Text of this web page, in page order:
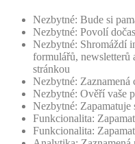
Nezbytné: Bude si
Nezbytné: Povolí
Nezbytné: Shromáždí
formulářů,
stránkou
Nezbytné:
Nezbytné: Ověří vaše
Nezbytné:
Funkcionalita:
Funkcionalita: